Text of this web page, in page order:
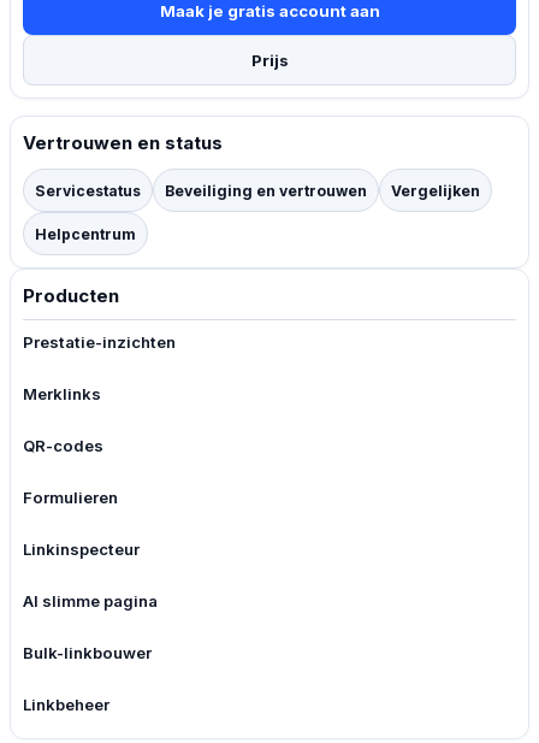
Maak je gratis account aan
Prijs
Vertrouwen en status
Servicestatus Beveiliging en vertrouwen Vergelijken
Helpcentrum
Producten
Prestatie-inzichten
Merklinks
QR-codes
Formulieren
Linkinspecteur
AI slimme pagina
Bulk-linkbouwer
Linkbeheer